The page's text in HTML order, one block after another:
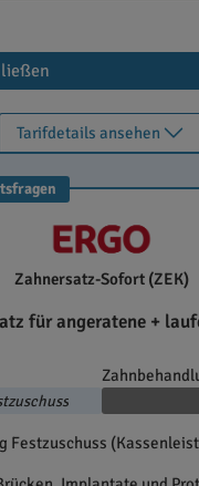
Tarifdetails ansehen
ERGO
Zahnersatz-Sofort (ZEK)
für angeratene +
Festzuschuss